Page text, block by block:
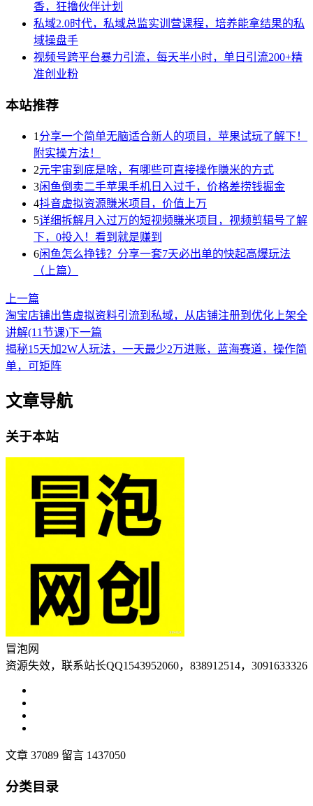
香，狂撸伙伴计划
私域2.0时代，私域总监实训营课程，培养能拿结果的私
域操盘手
视频号跨平台暴力引流，每天半小时，单日引流200+精
准创业粉
本站推荐
1 分享一个简单无脑适合新人的项目，苹果试玩了解下！
附实操方法！
2元宇宙到底是啥，有哪些可直接操作賺米的方式
3闲鱼倒卖二手苹果手机日入过千，价格差捞钱掘金
4抖音虚拟资源賺米项目，价值上万
5详细拆解月入过万的短视频賺米项目，视频剪辑号了解
下，0投入！看到就是赚到
6闲鱼怎么挣钱？分享一套7天必出单的快起高爆玩法
（上篇）
上一篇
淘宝店铺出售虚拟资料引流到私域，从店铺注册到优化上架全
讲解(11节课)下一篇
揭秘15天加2W人玩法，一天最少2万进账，蓝海赛道，操作简
单，可矩阵
文章导航
关于本站
冒泡网
资源失效，联系站长QQ1543952060，838912514，3091633326
文章 37089 留言 1437050
分类目录